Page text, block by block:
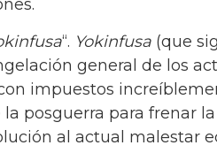
“. Yokinfusa (que
general de los
impuestos
posguerra para frenar
al actual malestarde